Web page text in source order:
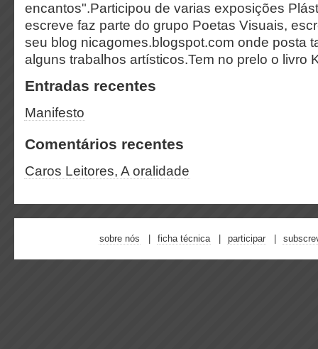
encantos".Participou de varias exposições
escreve faz parte do grupo Poetas Visuais,
seu blog nicagomes.blogspot.com onde posta
alguns trabalhos artísticos.Tem no prelo o livro
Entradas recentes
Manifesto
Comentários recentes
Caros Leitores, A oralidade
sobre nós ficha técnica participar